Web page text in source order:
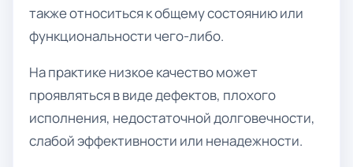
также относиться к общему состоянию или
функциональности чего-либо.
На практике низкое качество может
проявляться в виде дефектов, плохого
исполнения, недостаточной долговечности,
слабой эффективности или ненадежности.